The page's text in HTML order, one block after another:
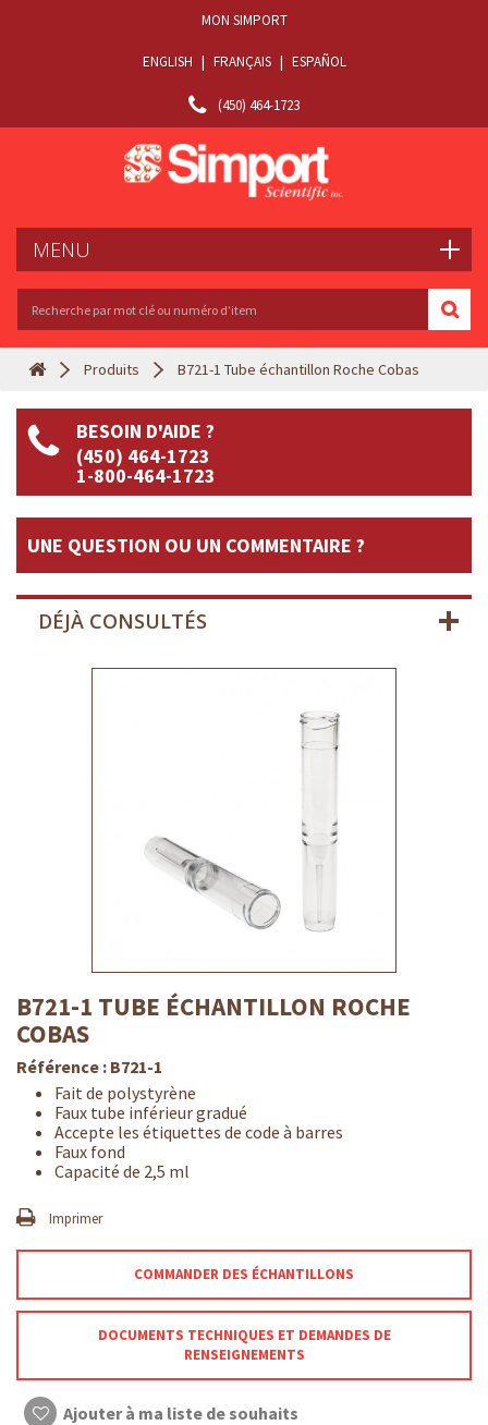
(450) 464-1723
ENGLISH | FRANÇAIS | ESPAÑOL
MON SIMPORT
MENU
Produits B721-1 Tube échantillon Roche Cobas
BESOIN D'AIDE ?
(450) 464-1723
1-800-464-1723
UNE QUESTION OU UN COMMENTAIRE ?
DÉJÀ CONSULTÉS
B721-1 TUBE ÉCHANTILLON ROCHE
COBAS
Référence : B721-1
Fait de polystyrène
Faux tube inférieur gradué
Accepte les étiquettes de code à barres
Faux fond
Capacité de 2,5 ml
Imprimer
COMMANDER DES ÉCHANTILLONS
DOCUMENTS TECHNIQUES ET DEMANDES DE
RENSEIGNEMENTS
Ajouter à ma liste de souhaits